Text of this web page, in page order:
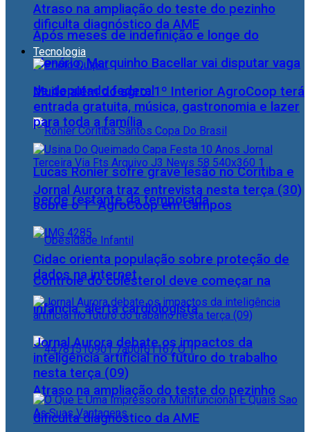
Após meses de indefinição e longe do
plenário, Marquinho Bacellar vai disputar vaga
de deputado federal
Lucas Ronier sofre grave lesão no Coritiba e
perde restante da temporada
Controle do colesterol deve começar na
infância, alerta cardiologista
Atraso na ampliação do teste do pezinho
dificulta diagnóstico da AME
Atraso na ampliação do teste do pezinho
dificulta diagnóstico da AME
Tecnologia
Muito além do agro: 1º Interior AgroCoop terá
entrada gratuita, música, gastronomia e lazer
para toda a família
Jornal Aurora traz entrevista nesta terça (30)
sobre o 1° AgroCoop em Campos
Cidac orienta população sobre proteção de
dados na internet
Jornal Aurora debate os impactos da
inteligência artificial no futuro do trabalho
nesta terça (09)